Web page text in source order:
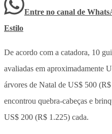
Entre no canal de
Estilo
De acordo com a catadora, 10
avaliadas em aproximadamente
árvores de Natal de US$ 500
encontrou quebra-cabeças e
US$ 200 (R$ 1.225) cada.